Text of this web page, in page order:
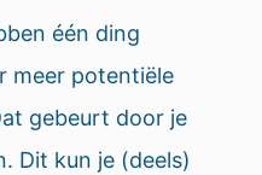
één ding
meer potentiële
gebeurt door je
Dit kun je (deels)